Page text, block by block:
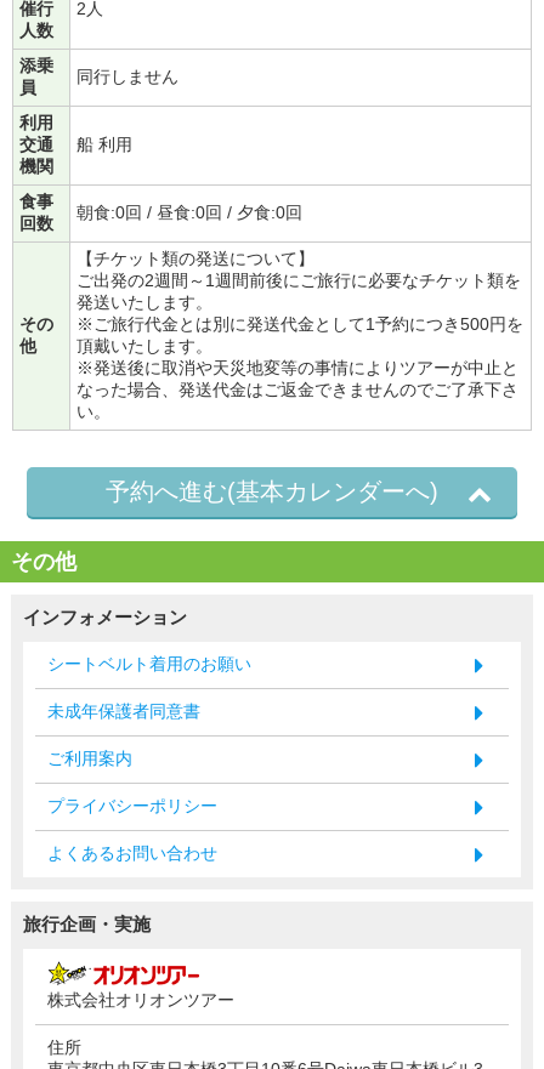
催行
人数
2人
添乗
員
同行しません
利用
交通
機関
船 利用
食事
回数
朝食:0回 / 昼食:0回 / 夕食:0回
その
他
【チケット類の発送について】
ご出発の2週間～1週間前後にご旅行に必要なチケット類を
発送いたします。
※ご旅行代金とは別に発送代金として1予約につき500円を
頂戴いたします。
※発送後に取消や天災地変等の事情によりツアーが中止と
なった場合、発送代金はご返金できませんのでご了承下さ
い。
予約へ進む(基本カレンダーへ)
その他
インフォメーション
シートベルト着用のお願い
未成年保護者同意書
ご利用案内
プライバシーポリシー
よくあるお問い合わせ
旅行企画・実施
株式会社オリオンツアー
住所